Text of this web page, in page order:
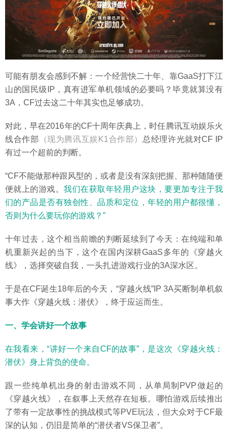
可能有朋友会感到不解：一个经营快二十年、靠GaaS打下江
山的国民级IP，真有进军单机领域的必要吗？毕竟就算没有
3A，CF过去这二十年其实也足够成功。
对此，早在2016年的CF十周年庆典上，时任腾讯互动娱乐火
线合作部 （现为腾讯互娱K1合作部） 总经理许光就对CF IP
有过一个超前的判断。
“CF不能做那种跟风型的，或者是没有深刻把握、那种随随便
便就上的游戏。我们在获取年轻用户这块，要更加专注于我
们的产品是否有独创性、品质和定位，年轻的用户都很懂，
否则为什么要玩你的游戏？”
十年过去，这个相当前瞻的判断延续到了今天：在纯端和单
机重新兴起的当下，这个在国内深耕GaaS多年的《穿越火
线》，选择突破自我，一头扎进游戏行业的3A深水区。
于是在CF诞生18年后的今天，“穿越火线”IP 3A买断制单机叙
事大作《穿越火线：潜伏》，终于应运而生。
一、学会讲好一个故事
在我看来，“讲好一个来自CF的故事”，是这次《穿越火线：
潜伏》身上背负的使命。
跟一些纯单机出身的射击游戏不同，从单局制PVP做起的
《穿越火线》，在叙事上天然存在短板。哪怕游戏后续推出
了带有一定故事性的挑战模式等PVE玩法，但大众对于CF最
深的认知，仍旧是简单的“潜伏者VS保卫者”。